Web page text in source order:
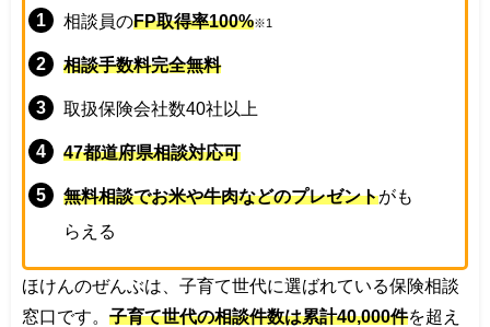
相談員のFP取得率100%※1
相談手数料完全無料
取扱保険会社数40社以上
47都道府県相談対応可
無料相談でお米や牛肉などのプレゼントがも
らえる
ほけんのぜんぶは、子育て世代に選ばれている保険相談
窓口です。 子育て世代の相談件数は累計40,000件を超え